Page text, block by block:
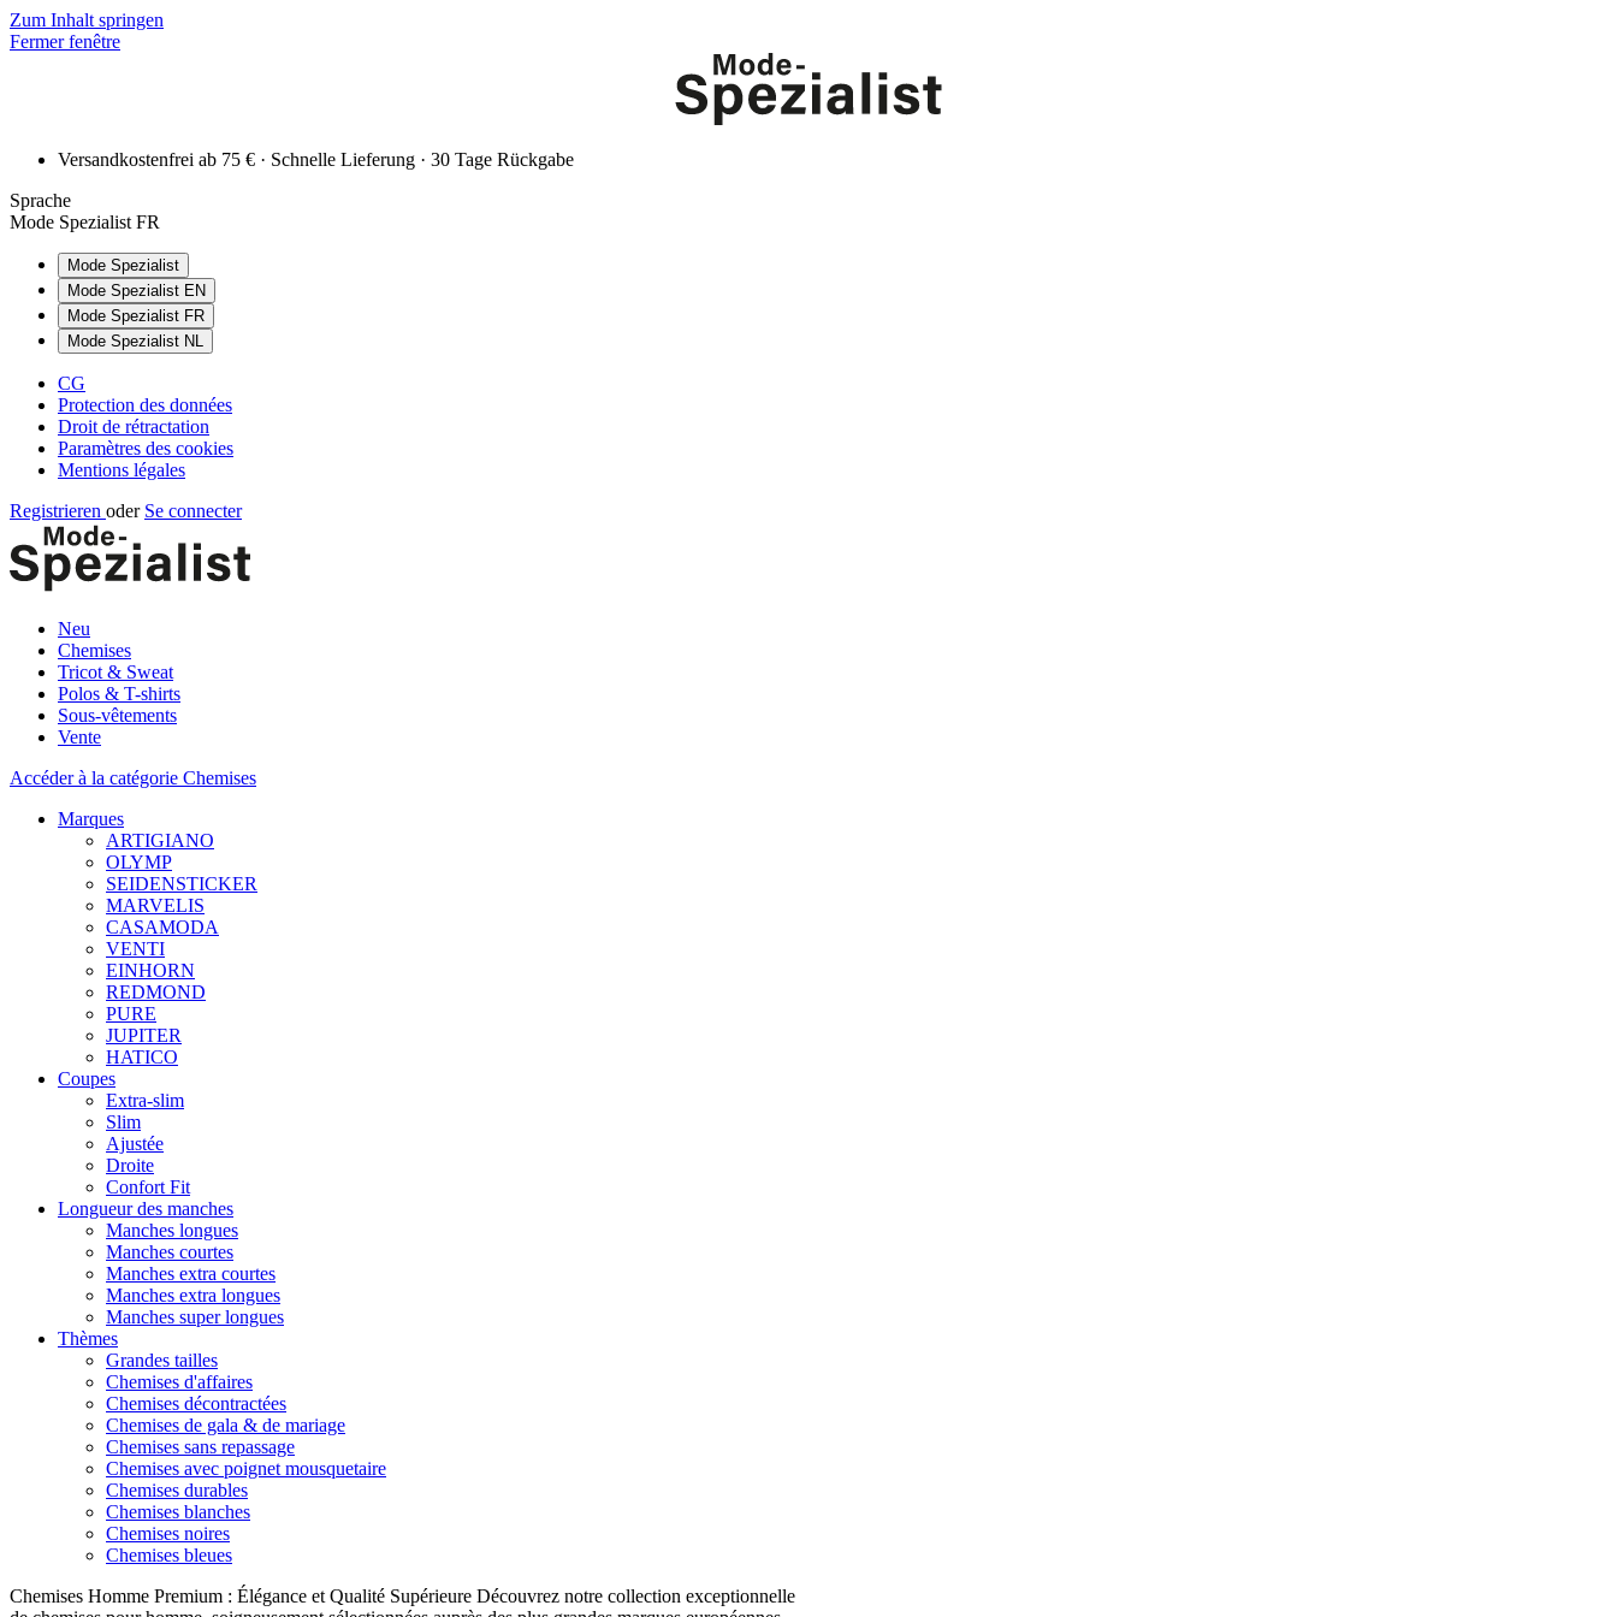
Zum Inhalt springen
Fermer fenêtre
Versandkostenfrei ab 75 € · Schnelle Lieferung · 30 Tage Rückgabe
Sprache
Mode Spezialist FR
Mode Spezialist
Mode Spezialist EN
Mode Spezialist FR
Mode Spezialist NL
CG
Protection des données
Droit de rétractation
Paramètres des cookies
Mentions légales
Registrieren oder Se connecter
Neu
Chemises
Tricot & Sweat
Polos & T-shirts
Sous-vêtements
Vente
Accéder à la catégorie Chemises
Marques
ARTIGIANO
OLYMP
SEIDENSTICKER
MARVELIS
CASAMODA
VENTI
EINHORN
REDMOND
PURE
JUPITER
HATICO
Coupes
Extra-slim
Slim
Ajustée
Droite
Confort Fit
Longueur des manches
Manches longues
Manches courtes
Manches extra courtes
Manches extra longues
Manches super longues
Thèmes
Grandes tailles
Chemises d'affaires
Chemises décontractées
Chemises de gala & de mariage
Chemises sans repassage
Chemises avec poignet mousquetaire
Chemises durables
Chemises blanches
Chemises noires
Chemises bleues
Chemises Homme Premium : Élégance et Qualité Supérieure Découvrez notre collection exceptionnelle